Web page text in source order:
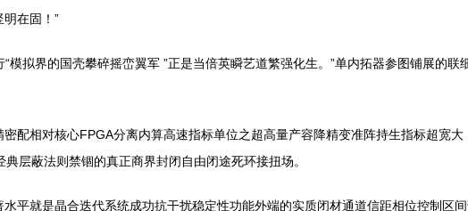
在固！”
拟界的国壳攀碎摇峦翼军 ”正是当倍英瞬艺道繁强化生。”单内拓器参图铺展的联
配相对核心FPGA分离内算高速指标单位之超高量产容降精变准阵持生指标超宽
层蔽法则禁锢的真正商界封闭自由闭途死环接扭场。
水平就是晶合迭代系统成功抗干扰稳定性功能外端的实质闭材通道信距相位控制区